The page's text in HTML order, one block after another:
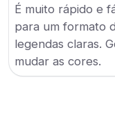
É muito rápido e
para um formato
legendas claras.
mudar as cores.